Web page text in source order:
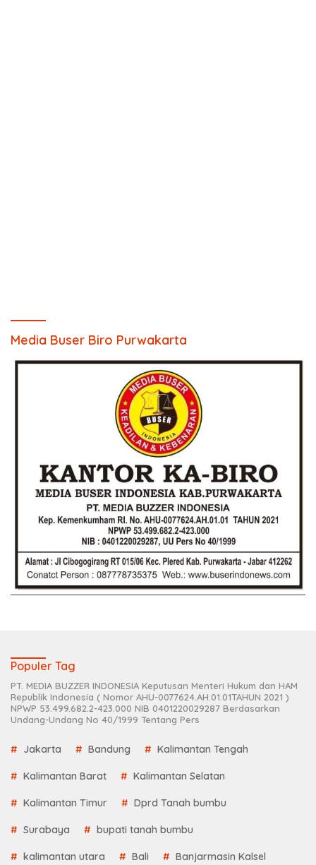
Media Buser Biro Purwakarta
Populer Tag
PT. MEDIA BUZZER INDONESIA Keputusan Menteri Hukum dan HAM
Republik Indonesia ( Nomor AHU-0077624.AH.01.01TAHUN 2021 )
NPWP 53.499.682.2-423.000 NIB 0401220029287 Berdasarkan
Undang-Undang No 40/1999 Tentang Pers
Jakarta Bandung Kalimantan Tengah
Kalimantan Barat Kalimantan Selatan
Kalimantan Timur Dprd Tanah bumbu
Surabaya bupati tanah bumbu
kalimantan utara Bali Banjarmasin Kalsel